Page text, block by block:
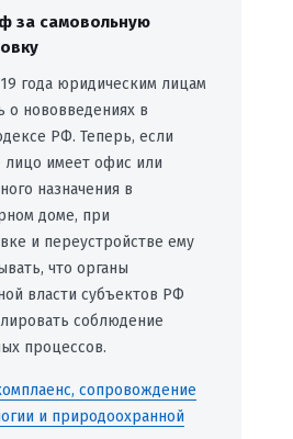
за самовольную
года юридическим лицам
о нововведениях в
РФ. Теперь, если
лицо имеет офис или
назначения в
доме, при
и переустройстве ему
что органы
власти субъектов РФ
соблюдение
процессов.
сопровождение
и природоохранной